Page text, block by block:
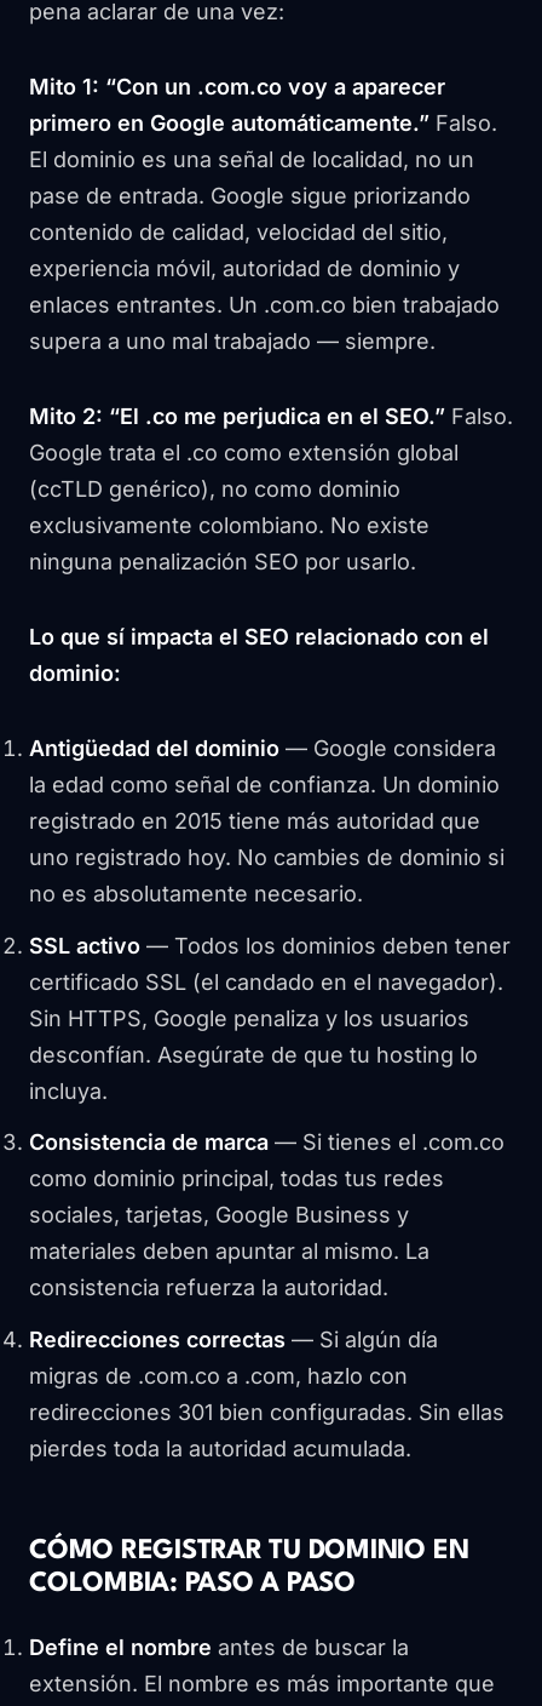
pena aclarar de una vez:
Mito 1: “Con un .com.co voy a aparecer
primero en Google automáticamente.” Falso.
El dominio es una señal de localidad, no un
pase de entrada. Google sigue priorizando
contenido de calidad, velocidad del sitio,
experiencia móvil, autoridad de dominio y
enlaces entrantes. Un .com.co bien trabajado
supera a uno mal trabajado — siempre.
Mito 2: “El .co me perjudica en el SEO.” Falso.
Google trata el .co como extensión global
(ccTLD genérico), no como dominio
exclusivamente colombiano. No existe
ninguna penalización SEO por usarlo.
Lo que sí impacta el SEO relacionado con el
dominio:
Antigüedad del dominio — Google considera
la edad como señal de confianza. Un dominio
registrado en 2015 tiene más autoridad que
uno registrado hoy. No cambies de dominio si
no es absolutamente necesario.
SSL activo — Todos los dominios deben tener
certificado SSL (el candado en el navegador).
Sin HTTPS, Google penaliza y los usuarios
desconfían. Asegúrate de que tu hosting lo
incluya.
Consistencia de marca — Si tienes el .com.co
como dominio principal, todas tus redes
sociales, tarjetas, Google Business y
materiales deben apuntar al mismo. La
consistencia refuerza la autoridad.
Redirecciones correctas — Si algún día
migras de .com.co a .com, hazlo con
redirecciones 301 bien configuradas. Sin ellas
pierdes toda la autoridad acumulada.
CÓMO REGISTRAR TU DOMINIO EN
COLOMBIA: PASO A PASO
Define el nombre antes de buscar la
extensión. El nombre es más importante que